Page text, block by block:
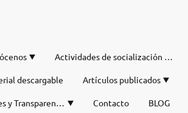
Actividades de socialización de verano
descargable Artículos publicados
Políticas legales y Transparencia Contacto BLOG